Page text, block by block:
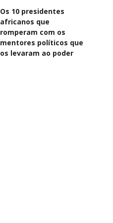
Os 10 presidentes
africanos que
romperam com os
mentores políticos que
os levaram ao poder